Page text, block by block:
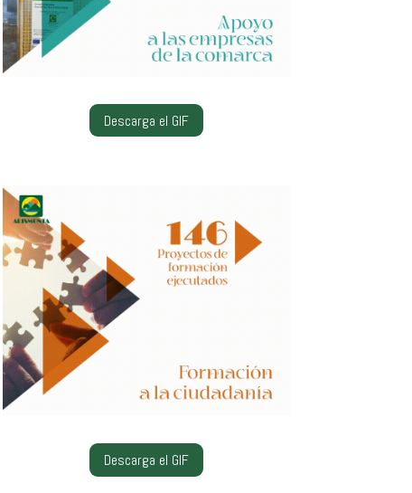
Descarga el GIF
Descarga el GIF